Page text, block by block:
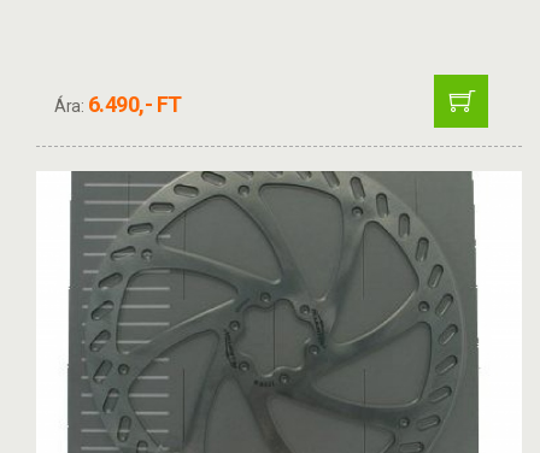
Ára: 6.490,- FT